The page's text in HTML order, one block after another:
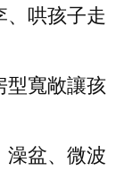
、哄孩子走
型寬敞讓孩
澡盆、微波